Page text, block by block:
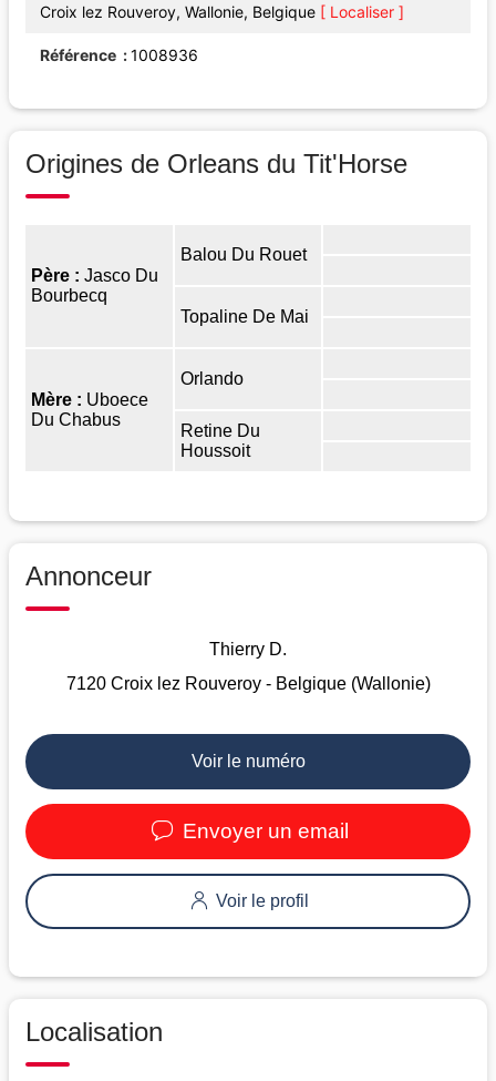
Croix lez Rouveroy, Wallonie, Belgique [ Localiser ]
Référence 1008936
Origines de Orleans du Tit'Horse
Père : Jasco Du
Bourbecq
Balou Du Rouet
Topaline De Mai
Mère : Uboece
Du Chabus
Orlando
Retine Du
Houssoit
Annonceur
Thierry D.
7120 Croix lez Rouveroy - Belgique (Wallonie)
Voir le numéro
Envoyer un email
Voir le profil
Localisation